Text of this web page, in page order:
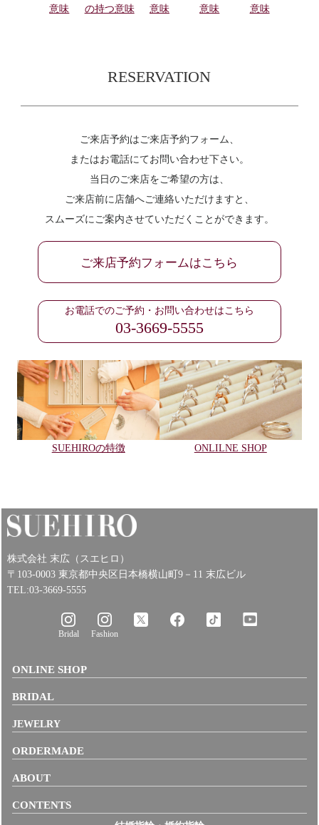
意味
の持つ意味
意味
意味
意味
RESERVATION
ご来店予約はご来店予約フォーム、
またはお電話にてお問い合わせ下さい。
当日のご来店をご希望の方は、
ご来店前に店舗へご連絡いただけますと、
スムーズにご案内させていただくことができます。
ご来店予約フォームはこちら
お電話でのご予約・お問い合わせはこちら
03-3669-5555
SUEHIROの特徴 ONLILNE SHOP
株式会社 末広（スエヒロ）
〒103-0003 東京都中央区日本橋横山町9－11 末広ビル
TEL:03-3669-5555
Bridal Fashion
ONLINE SHOP
BRIDAL
JEWELRY
ORDERMADE
ABOUT
CONTENTS